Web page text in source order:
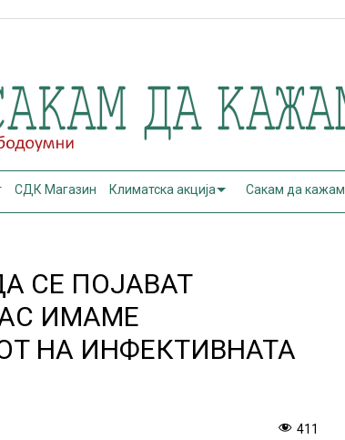
СДК Магазин Климатска акција Сакам да кажам
СЕ ПОЈАВАТ
ИМАМЕ
НА ИНФЕКТИВНАТА
411